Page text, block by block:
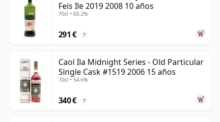
Feis Ile 2019 2008 10 años
70cl • 60.2%
291 € ?
Caol Ila Midnight Series - Old Particular
Single Cask #1519 2006 15 años
70cl • 54.6%
340 € ?